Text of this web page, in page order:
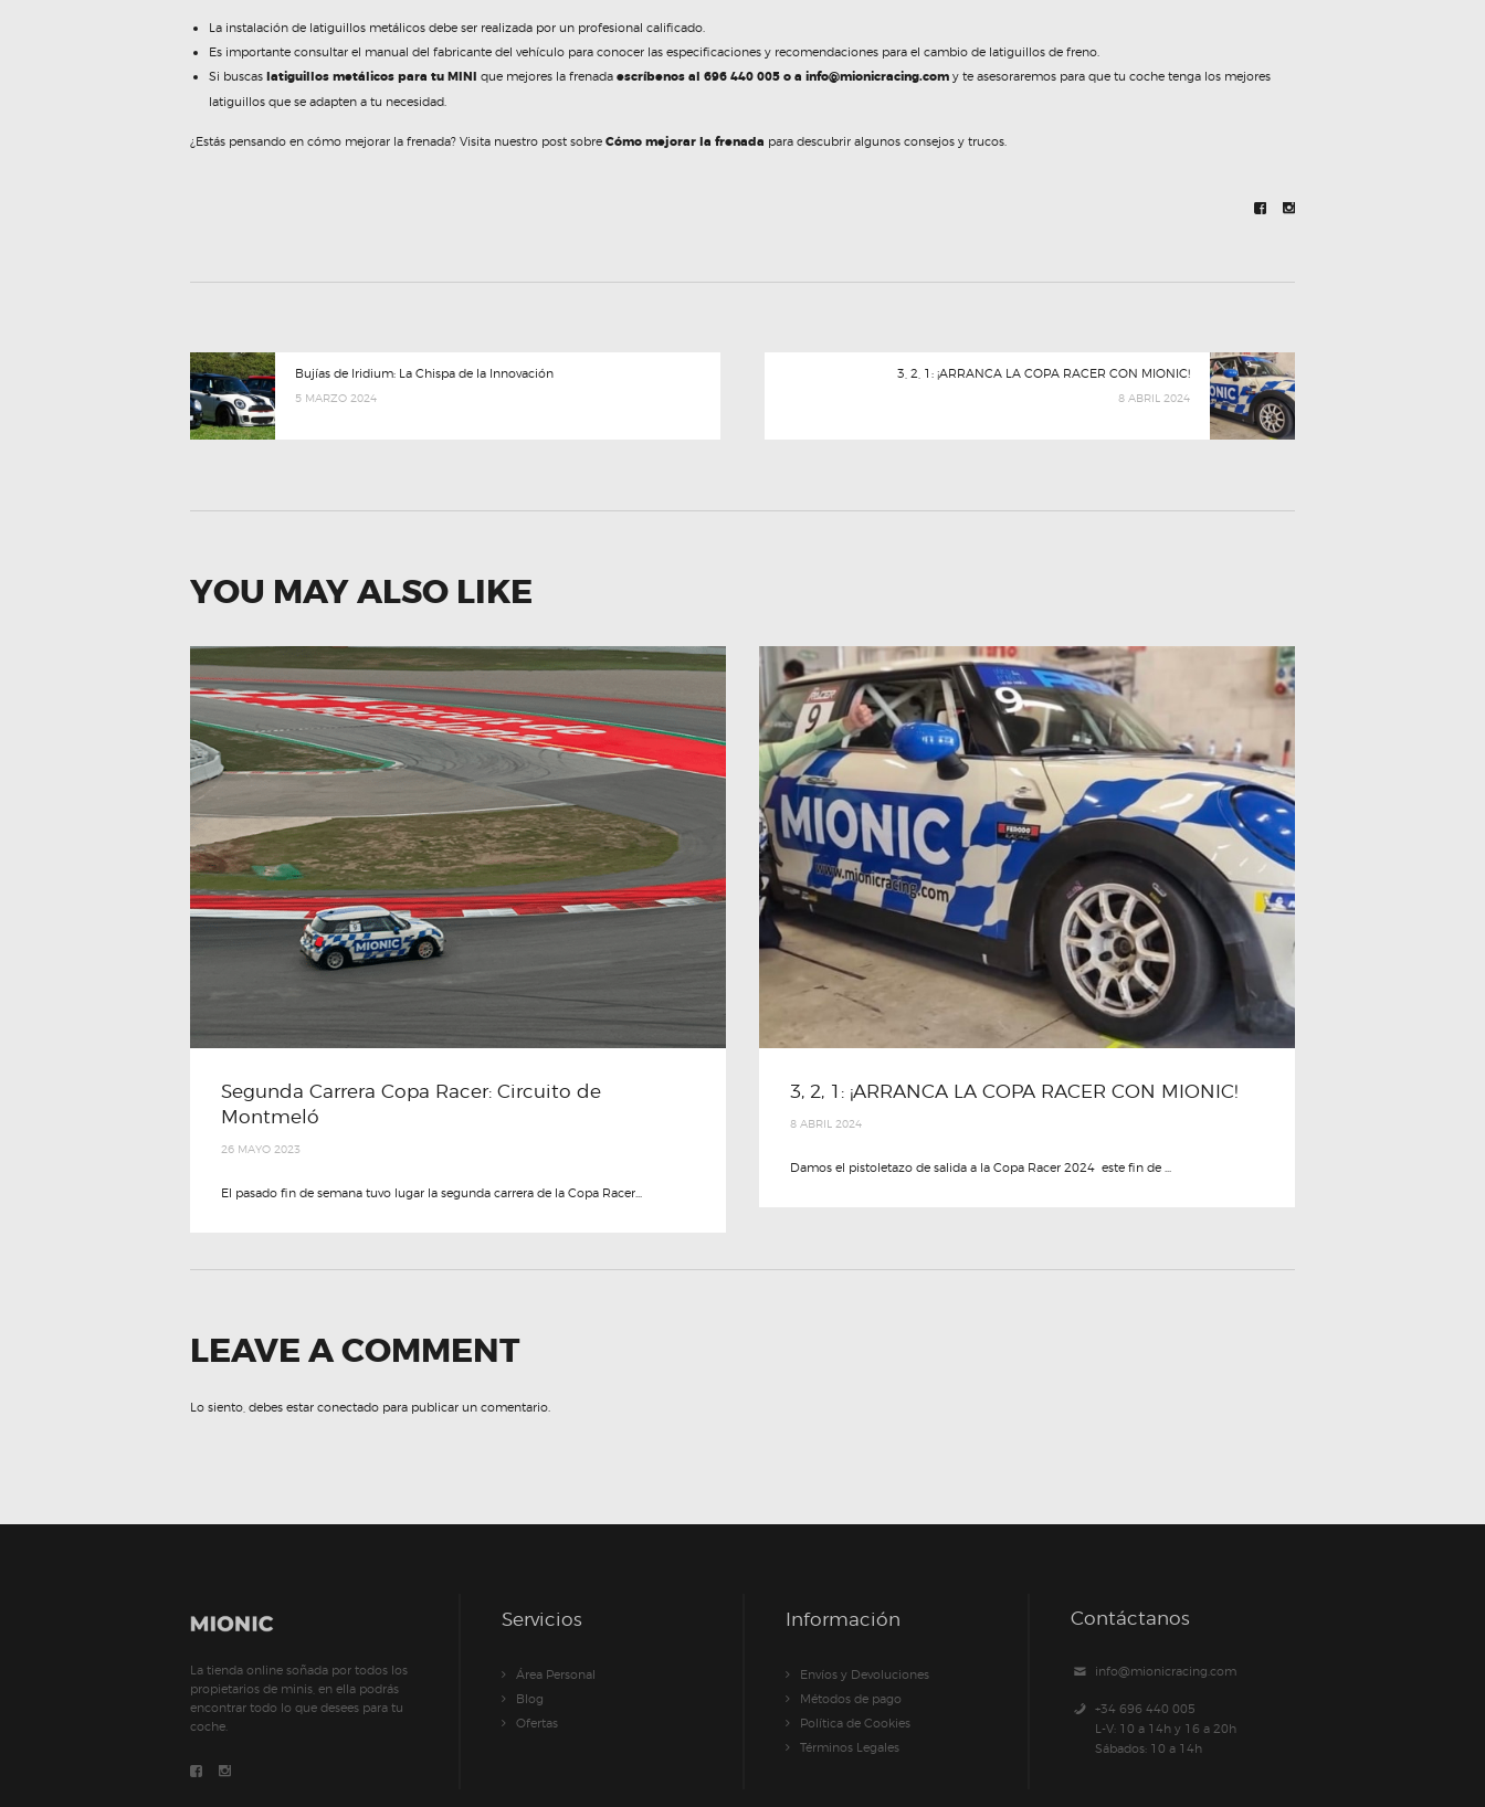
La instalación de latiguillos metálicos debe ser realizada por un profesional calificado.
Es importante consultar el manual del fabricante del vehículo para conocer las especificaciones y recomendaciones para el cambio de latiguillos de freno.
Si buscas latiguillos metálicos para tu MINI que mejores la frenada escríbenos al 696 440 005 o a info@mionicracing.comy te asesoraremos para que tu coche tenga los mejores
latiguillos que se adapten a tu necesidad.
¿Estás pensando en cómo mejorar la frenada? Visita nuestro post sobre Cómo mejorar la frenada para descubrir algunos consejos y trucos.
NAVEGACIÓN
DE
post:
Bujías de Iridium: La Chispa de la Innovación
5 MARZO 2024
Next
post:
3, 2, 1: ¡ARRANCA LA COPA RACER CON MIONIC!
8 ABRIL 2024
YOU MAY ALSO LIKE
Segunda Carrera Copa Racer: Circuito de
Montmeló
26 MAYO 2023
El pasado fin de semana tuvo lugar la segunda carrera de la Copa Racer...
3, 2, 1: ¡ARRANCA LA COPA RACER CON MIONIC!
8 ABRIL 2024
Damos el pistoletazo de salida a la Copa Racer 2024 este fin de ...
LEAVE A COMMENT
Lo siento, debes estar conectado para publicar un comentario.
La tienda online soñada por todos los
propietarios de minis, en ella podrás
encontrar todo lo que desees para tu
coche.
Servicios
Área Personal
Blog
Ofertas
Información
Envíos y Devoluciones
Métodos de pago
Política de Cookies
Términos Legales
Contáctanos
info@mionicracing.com
+34 696 440 005
L-V: 10 a 14h y 16 a 20h
Sábados: 10 a 14h